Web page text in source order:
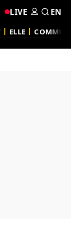
ELLE
LIVE EN